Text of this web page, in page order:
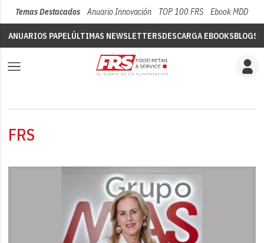
Temas Destacados Anuario Innovación TOP 100 FRS Ebook MDD
ANUARIOS PAPELÚLTIMAS NEWSLETTERSDESCARGA EBOOKSBLOGS
FRS